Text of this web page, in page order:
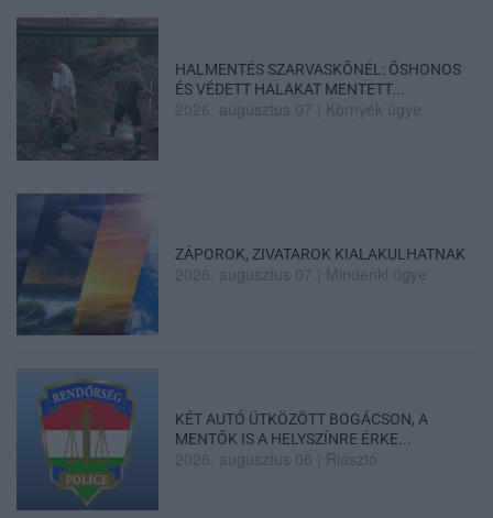
HALMENTÉS SZARVASKŐNÉL: ŐSHONOS
ÉS VÉDETT HALAKAT MENTETT...
2026. augusztus 07 Környék ügye
ZÁPOROK, ZIVATAROK KIALAKULHATNAK
2026. augusztus 07 Mindenki ügye
KÉT AUTÓ ÜTKÖZÖTT BOGÁCSON, A
MENTŐK IS A HELYSZÍNRE ÉRKE...
2026. augusztus 06 Riasztó